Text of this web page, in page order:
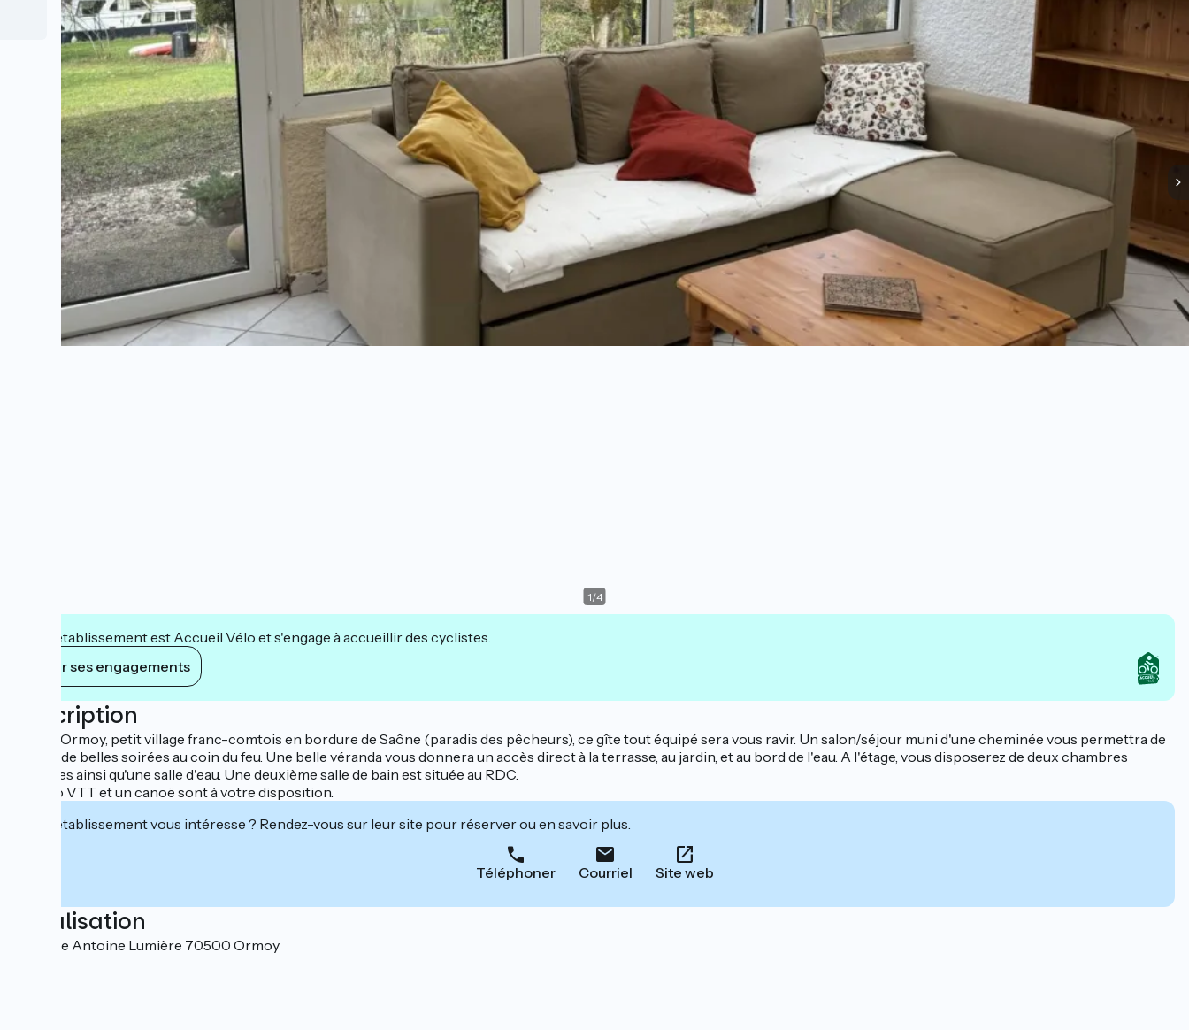
1/4
Cet établissement est Accueil Vélo et s'engage à accueillir des cyclistes.
Voir ses engagements
Description
Situé à Ormoy, petit village franc-comtois en bordure de Saône (paradis des pêcheurs), ce gîte tout équipé sera vous ravir. Un salon/séjour muni d'une cheminée vous permettra de
passer de belles soirées au coin du feu. Une belle véranda vous donnera un accès direct à la terrasse, au jardin, et au bord de l'eau. A l'étage, vous disposerez de deux chambres
équipées ainsi qu'une salle d'eau. Une deuxième salle de bain est située au RDC.
Un vélo VTT et un canoë sont à votre disposition.
Cet établissement vous intéresse ? Rendez-vous sur leur site pour réserver ou en savoir plus.
Téléphoner Courriel Site web
Localisation
32A Rue Antoine Lumière 70500 Ormoy